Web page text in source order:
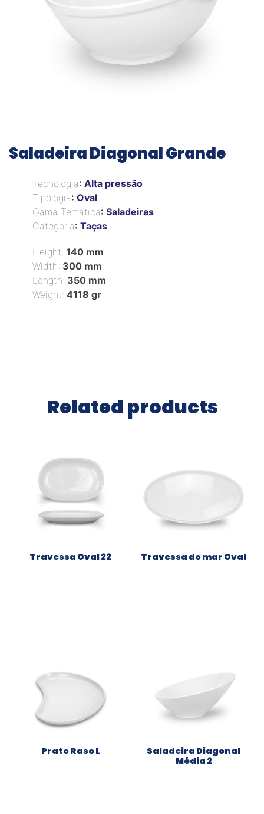
Saladeira Diagonal Grande
Tecnologia: Alta pressão
Tipologia: Oval
Gama Temática: Saladeiras
Categoria: Taças
Height: 140 mm
Width: 300 mm
Length: 350 mm
Weight: 4118 gr
Related products
Travessa Oval 22 Travessa do mar Oval
Prato Raso L
Saladeira Diagonal
Média 2